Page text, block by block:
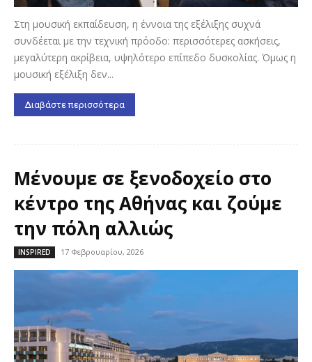
Στη μουσική εκπαίδευση, η έννοια της εξέλιξης συχνά
συνδέεται με την τεχνική πρόοδο: περισσότερες ασκήσεις,
μεγαλύτερη ακρίβεια, υψηλότερο επίπεδο δυσκολίας. Όμως η
μουσική εξέλιξη δεν...
Διαβάστε περισσότερα
Μένουμε σε ξενοδοχείο στο
κέντρο της Αθήνας και ζούμε
την πόλη αλλιώς
INSPIRED 17 Φεβρουαρίου, 2026